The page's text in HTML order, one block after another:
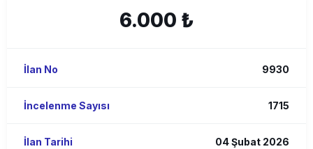
6.000 ₺
İlan No 9930
İncelenme Sayısı 1715
İlan Tarihi 04 Şubat 2026